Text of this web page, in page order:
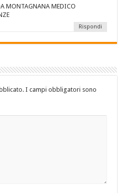
MONTAGNANA MEDICO
Rispondi
I campi obbligatori sono